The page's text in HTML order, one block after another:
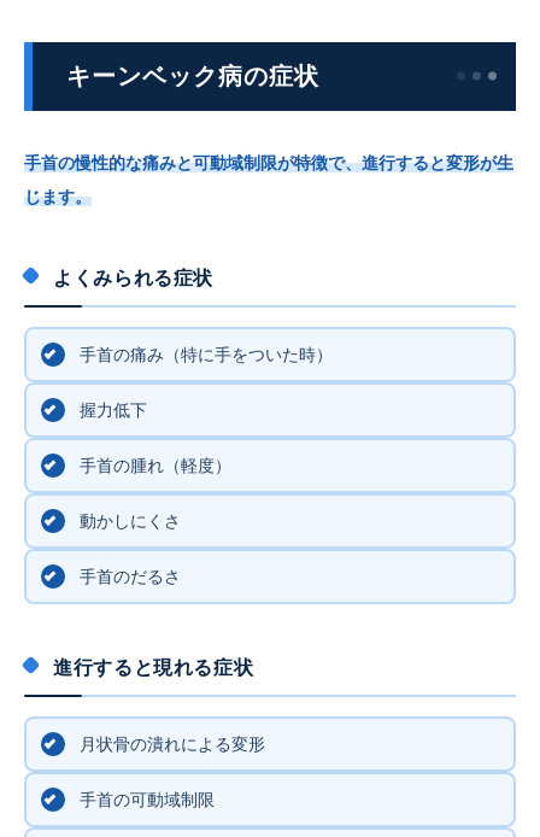
キーンベック病の症状
手首の慢性的な痛みと可動域制限が特徴で、進行すると変形が生
じます。
よくみられる症状
手首の痛み（特に手をついた時）
握力低下
手首の腫れ（軽度）
動かしにくさ
手首のだるさ
進行すると現れる症状
月状骨の潰れによる変形
手首の可動域制限